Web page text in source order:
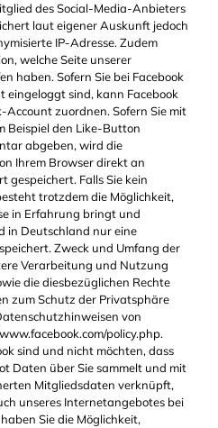
des Social-Media-Anbieters
laut eigener Auskunft jedoch
IP-Adresse. Zudem
welche Seite unserer
haben. Sofern Sie bei Facebook
eingeloggt sind, kann Facebook
Account zuordnen. Sofern Sie mit
Beispiel den Like-Button
abgeben, wird die
Ihrem Browser direkt an
gespeichert. Falls Sie kein
trotzdem die Möglichkeit,
in Erfahrung bringt und
in Deutschland nur eine
Zweck und Umfang der
Verarbeitung und Nutzung
die diesbezüglichen Rechte
zum Schutz der Privatsphäre
von
policy.php.
sind und nicht möchten, dass
Daten über Sie sammelt und mit
Mitgliedsdaten verknüpft,
unseres Internetangebotes bei
Sie die Möglichkeit,